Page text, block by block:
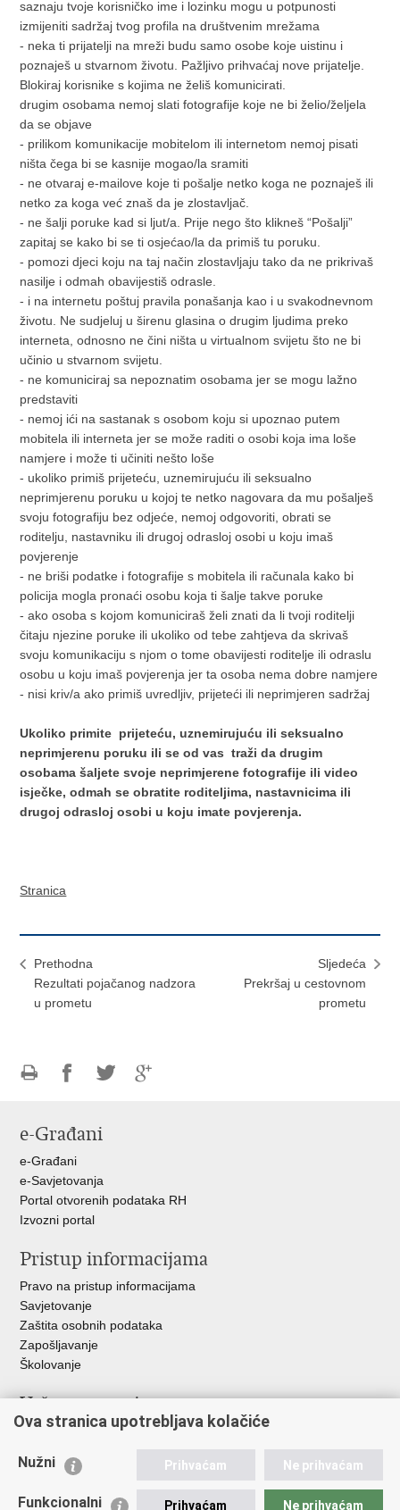
saznaju tvoje korisničko ime i lozinku mogu u potpunosti
izmijeniti sadržaj tvog profila na društvenim mrežama
- neka ti prijatelji na mreži budu samo osobe koje uistinu i
poznaješ u stvarnom životu. Pažljivo prihvaćaj nove prijatelje.
Blokiraj korisnike s kojima ne želiš komunicirati.
drugim osobama nemoj slati fotografije koje ne bi želio/željela
da se objave
- prilikom komunikacije mobitelom ili internetom nemoj pisati
ništa čega bi se kasnije mogao/la sramiti
- ne otvaraj e-mailove koje ti pošalje netko koga ne poznaješ ili
netko za koga već znaš da je zlostavljač.
- ne šalji poruke kad si ljut/a. Prije nego što klikneš “Pošalji”
zapitaj se kako bi se ti osjećao/la da primiš tu poruku.
- pomozi djeci koju na taj način zlostavljaju tako da ne prikrivaš
nasilje i odmah obavijestiš odrasle.
- i na internetu poštuj pravila ponašanja kao i u svakodnevnom
životu. Ne sudjeluj u širenu glasina o drugim ljudima preko
interneta, odnosno ne čini ništa u virtualnom svijetu što ne bi
učinio u stvarnom svijetu.
- ne komuniciraj sa nepoznatim osobama jer se mogu lažno
predstaviti
- nemoj ići na sastanak s osobom koju si upoznao putem
mobitela ili interneta jer se može raditi o osobi koja ima loše
namjere i može ti učiniti nešto loše
- ukoliko primiš prijeteću, uznemirujuću ili seksualno
neprimjerenu poruku u kojoj te netko nagovara da mu pošalješ
svoju fotografiju bez odjeće, nemoj odgovoriti, obrati se
roditelju, nastavniku ili drugoj odrasloj osobi u koju imaš
povjerenje
- ne briši podatke i fotografije s mobitela ili računala kako bi
policija mogla pronaći osobu koja ti šalje takve poruke
- ako osoba s kojom komuniciraš želi znati da li tvoji roditelji
čitaju njezine poruke ili ukoliko od tebe zahtjeva da skrivaš
svoju komunikaciju s njom o tome obavijesti roditelje ili odraslu
osobu u koju imaš povjerenja jer ta osoba nema dobre namjere
- nisi kriv/a ako primiš uvredljiv, prijeteći ili neprimjeren sadržaj
Ukoliko primite prijeteću, uznemirujuću ili seksualno
neprimjerenu poruku ili se od vas traži da drugim
osobama šaljete svoje neprimjerene fotografije ili video
isječke, odmah se obratite roditeljima, nastavnicima ili
drugoj odrasloj osobi u koju imate povjerenja.
Stranica
Prethodna
Rezultati pojačanog nadzora
u prometu
Sljedeća
Prekršaj u cestovnom
prometu
FacebookuTwitteru
e-Građani
e-Građani
e-Savjetovanja
Portal otvorenih podataka RH
Izvozni portal
Pristup informacijama
Pravo na pristup informacijama
Savjetovanje
Zaštita osobnih podataka
Zapošljavanje
Školovanje
Važne poveznice
Ministarstvo unutarnjih poslova
Udruge
Ova stranica upotrebljava kolačiće
Nužni Prihvaćam Ne prihvaćam
Funkcionalni Prihvaćam Ne prihvaćam